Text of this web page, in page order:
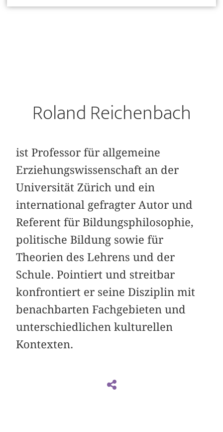
Roland Reichenbach
ist Professor für allgemeine
Erziehungswissenschaft an der
Universität Zürich und ein
international gefragter Autor und
Referent für Bildungsphilosophie,
politische Bildung sowie für
Theorien des Lehrens und der
Schule. Pointiert und streitbar
konfrontiert er seine Disziplin mit
benachbarten Fachgebieten und
unterschiedlichen kulturellen
Kontexten.